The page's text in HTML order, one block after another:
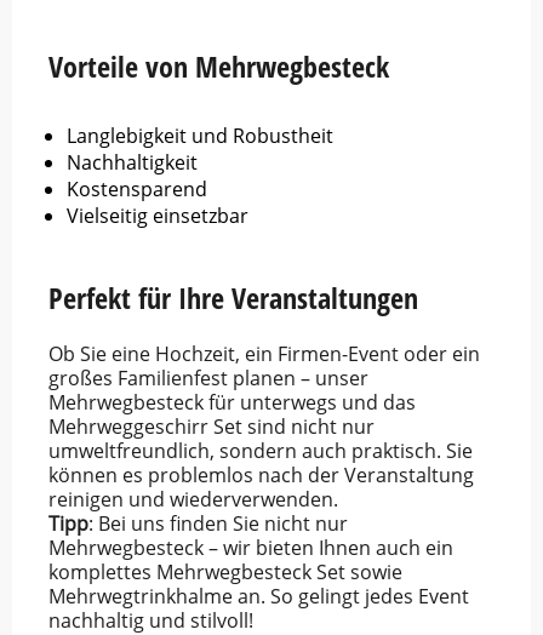
Vorteile von Mehrwegbesteck
Langlebigkeit und Robustheit
Nachhaltigkeit
Kostensparend
Vielseitig einsetzbar
Perfekt für Ihre Veranstaltungen
Ob Sie eine Hochzeit, ein Firmen-Event oder ein
großes Familienfest planen – unser
Mehrwegbesteck für unterwegs und das
Mehrweggeschirr Set sind nicht nur
umweltfreundlich, sondern auch praktisch. Sie
können es problemlos nach der Veranstaltung
reinigen und wiederverwenden.
Tipp: Bei uns finden Sie nicht nur
Mehrwegbesteck – wir bieten Ihnen auch ein
komplettes Mehrwegbesteck Set sowie
Mehrwegtrinkhalme an. So gelingt jedes Event
nachhaltig und stilvoll!